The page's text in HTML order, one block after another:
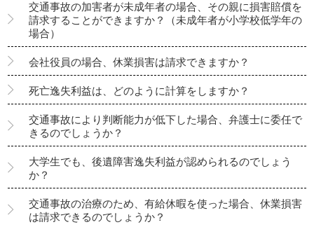
交通事故の加害者が未成年者の場合、その親に損害賠償を
請求することができますか？（未成年者が小学校低学年の
場合）
会社役員の場合、休業損害は請求できますか？
死亡逸失利益は、どのように計算をしますか？
交通事故により判断能力が低下した場合、弁護士に委任で
きるのでしょうか？
大学生でも、後遺障害逸失利益が認められるのでしょう
か？
交通事故の治療のため、有給休暇を使った場合、休業損害
は請求できるのでしょうか？